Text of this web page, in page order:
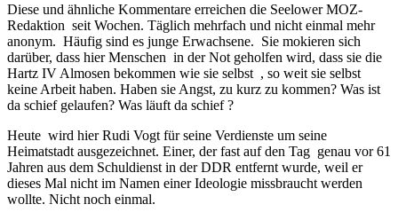
Diese und ähnliche Kommentare erreichen die Seelower MOZ-
Redaktion seit Wochen. Täglich mehrfach und nicht einmal mehr
anonym. Häufig sind es junge Erwachsene. Sie mokieren sich
darüber, dass hier Menschen in der Not geholfen wird, dass sie die
Hartz IV Almosen bekommen wie sie selbst , so weit sie selbst
keine Arbeit haben. Haben sie Angst, zu kurz zu kommen? Was ist
da schief gelaufen? Was läuft da schief ?
Heute wird hier Rudi Vogt für seine Verdienste um seine
Heimatstadt ausgezeichnet. Einer, der fast auf den Tag genau vor 61
Jahren aus dem Schuldienst in der DDR entfernt wurde, weil er
dieses Mal nicht im Namen einer Ideologie missbraucht werden
wollte. Nicht noch einmal.